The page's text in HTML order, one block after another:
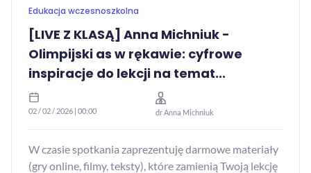
Edukacja wczesnoszkolna
[LIVE Z KLASĄ] Anna Michniuk -
Olimpijski as w rękawie: cyfrowe
inspiracje do lekcji na temat...
02 / 02 / 2026 | 00:00 dr Anna Michniuk
W czasie spotkania zaprezentuję darmowe materiały
(gry online, filmy, teksty), które zamienią Twoją lekcję